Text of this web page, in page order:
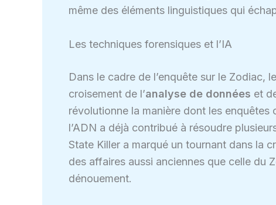
même des éléments linguistiques qui
Les techniques forensiques et l’IA
Dans le cadre de l’enquête sur le Zodiac,
croisement de l’analyse de données et
révolutionne la manière dont les enquêtes
l’ADN a déjà contribué à résoudre
State Killer a marqué un tournant dans la
des affaires aussi anciennes que celle du
dénouement.